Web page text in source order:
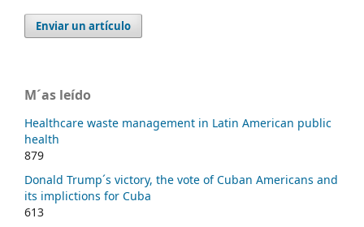
Enviar un artículo
M´as leído
Healthcare waste management in Latin American public
health
879
Donald Trump´s victory, the vote of Cuban Americans and
its implictions for Cuba
613